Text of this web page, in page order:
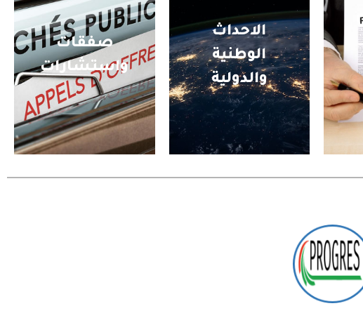
الاحداث
الوطنية
والدولية
صفقات
واستشارات